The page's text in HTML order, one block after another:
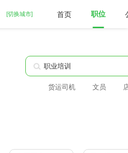
[切换城市] 首页 职位
货运司机 文员